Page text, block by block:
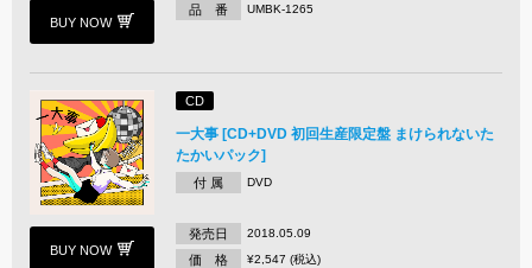
BUY NOW
品 番 UMBK-1265
BUY NOW
CD
一大事 [CD+DVD 初回生産限定盤 まけられないた
たかいパック]
付 属 DVD
発売日 2018.05.09
価 格 ¥2,547 (税込)